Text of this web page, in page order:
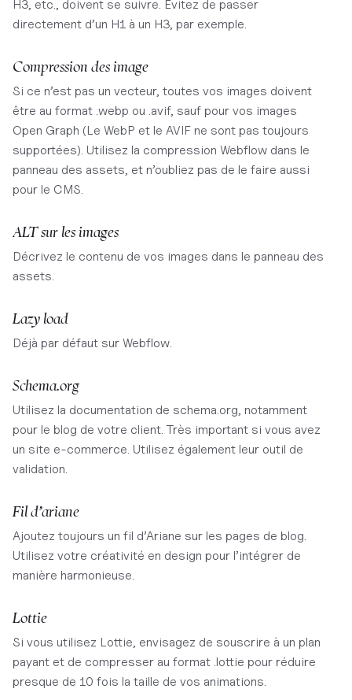
H3, etc., doivent se suivre. Évitez de passer
directement d’un H1 à un H3, par exemple.​
Compression des image
Si ce n’est pas un vecteur, toutes vos images doivent
être au format .webp ou .avif, sauf pour vos images
Open Graph (Le WebP et le AVIF ne sont pas toujours
supportées). Utilisez la compression Webflow dans le
panneau des assets, et n’oubliez pas de le faire aussi
pour le CMS.
ALT sur les images
Décrivez le contenu de vos images dans le panneau des
assets.
Lazy load
Déjà par défaut sur Webflow.
Schema.org
Utilisez la documentation de schema.org, notamment
pour le blog de votre client. Très important si vous avez
un site e-commerce. Utilisez également leur outil de
validation.
​Fil d’ariane
Ajoutez toujours un fil d’Ariane sur les pages de blog.
Utilisez votre créativité en design pour l’intégrer de
manière harmonieuse.​
Lottie
Si vous utilisez Lottie, envisagez de souscrire à un plan
payant et de compresser au format .lottie pour réduire
presque de 10 fois la taille de vos animations.​